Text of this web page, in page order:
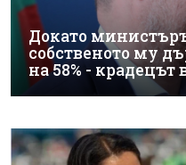
Докато
собственото му
на 58% -